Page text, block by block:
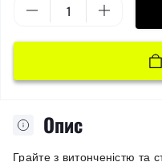
Опис
Грайте з витонченістю та